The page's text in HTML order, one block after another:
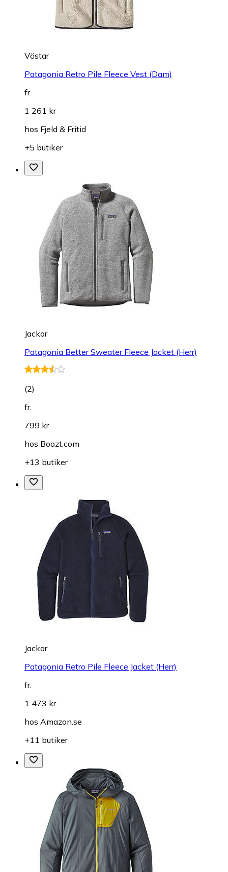
Västar
Patagonia Retro Pile Fleece Vest (Dam)
fr.
1 261 kr
hos Fjeld & Fritid
+5 butiker
Jackor
Patagonia Better Sweater Fleece Jacket (Herr)
(2)
fr.
799 kr
hos Boozt.com
+13 butiker
Jackor
Patagonia Retro Pile Fleece Jacket (Herr)
fr.
1 473 kr
hos Amazon.se
+11 butiker